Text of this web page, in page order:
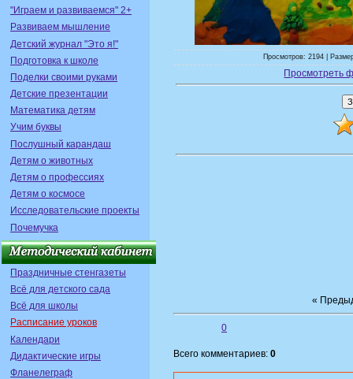
"Играем и развиваемся" 2+
Развиваем мышление
Детский журнал "Это я!"
Подготовка к школе
Поделки своими руками
Детские презентации
Математика детям
Учим буквы
Послушный карандаш
Детям о животных
Детям о профессиях
Детям о космосе
Исследовательские проекты
Почемучка
Праздничные стенгазеты
Всё для детского сада
Всё для школы
Расписание уроков
Календари
Дидактические игры
Фланелеграф
Просмотров: 2194 |
Просмотреть
«
0
Всего комментариев: 0